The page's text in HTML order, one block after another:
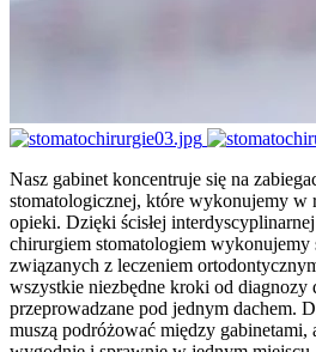
Nasz gabinet koncentruje się na
stomatologicznej, które wykonujemy w
opieki. Dzięki ścisłej
chirurgiem stomatologiem wykonujemy
związanych z leczeniem
wszystkie niezbędne kroki od diagnozy
przeprowadzane pod jednym dachem.
muszą podróżować między gabinetami,